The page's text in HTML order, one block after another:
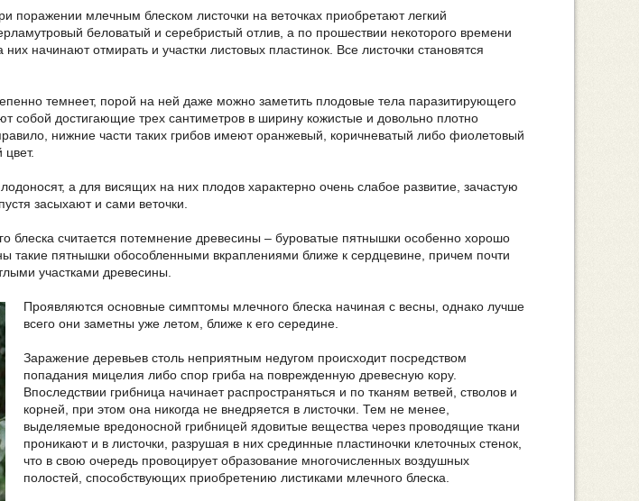
поражении млечным блеском листочки на веточках приобретают легкий
беловатый и серебристый отлив, а по прошествии некоторого времени
них начинают отмирать и участки листовых пластинок. Все листочки становятся
темнеет, порой на ней даже можно заметить плодовые тела паразитирующего
собой достигающие трех сантиметров в ширину кожистые и довольно плотно
нижние части таких грибов имеют оранжевый, коричневатый либо фиолетовый
а для висящих на них плодов характерно очень слабое развитие, зачастую
засыхают и сами веточки.
блеска считается потемнение древесины – буроватые пятнышки особенно хорошо
такие пятнышки обособленными вкраплениями ближе к сердцевине, причем почти
участками древесины.
Проявляются основные симптомы млечного блеска начиная с весны, однако лучше
всего они заметны уже летом, ближе к его середине.
Заражение деревьев столь неприятным недугом происходит посредством
попадания мицелия либо спор гриба на поврежденную древесную кору.
Впоследствии грибница начинает распространяться и по тканям ветвей, стволов и
корней, при этом она никогда не внедряется в листочки. Тем не менее,
выделяемые вредоносной грибницей ядовитые вещества через проводящие ткани
проникают и в листочки, разрушая в них срединные пластиночки клеточных стенок,
что в свою очередь провоцирует образование многочисленных воздушных
полостей, способствующих приобретению листиками млечного блеска.